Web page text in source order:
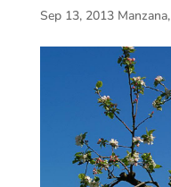
Sep 13, 2013 Manzana,